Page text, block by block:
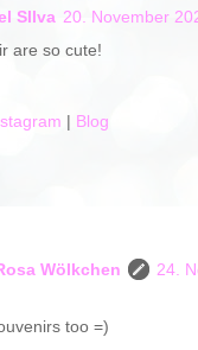
SIlva 20. November
are so cute!
| Blog
Wölkchen
24.
too =)